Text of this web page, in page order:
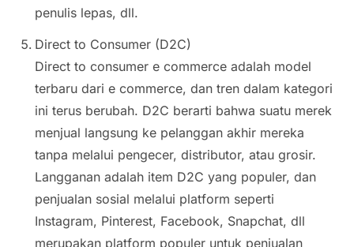
penulis lepas, dll.
Direct to Consumer (D2C)
Direct to consumer e commerce adalah model
terbaru dari e commerce, dan tren dalam kategori
ini terus berubah. D2C berarti bahwa suatu merek
menjual langsung ke pelanggan akhir mereka
tanpa melalui pengecer, distributor, atau grosir.
Langganan adalah item D2C yang populer, dan
penjualan sosial melalui platform seperti
Instagram, Pinterest, Facebook, Snapchat, dll
merupakan platform populer untuk penjualan